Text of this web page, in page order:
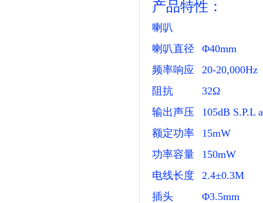
产品特性：
喇叭
喇叭直径
Φ40mm
频率响应
20-20,000Hz
阻抗
32Ω
输出声压
105dB S.P.L
额定功率
15mW
功率容量
150mW
电线长度
2.4±0.3M
插头
Φ3.5mm